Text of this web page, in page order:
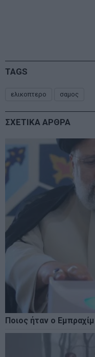
TAGS
ελικοπτερο σαμος
ΣΧΕΤΙΚΑ ΑΡΘΡΑ
Ποιος ήταν ο